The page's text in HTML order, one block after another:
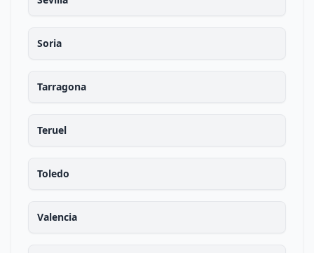
Soria
Tarragona
Teruel
Toledo
Valencia